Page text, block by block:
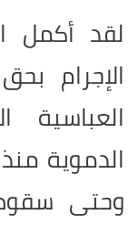
لقد أكمل
الإجرام
العباسية
الدموية
وحتى